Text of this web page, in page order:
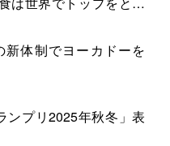
需要の拡大を」
体制でヨーカドーを
ンプリ2025年秋冬」表